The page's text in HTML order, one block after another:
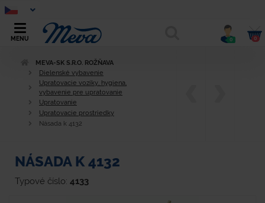
MENU 0 0
MEVA-SK S.R.O. ROŽŇAVA
Dielenské vybavenie
Upratovacie vozíky, hygiena,
vybavenie pre upratovanie
Upratovanie
Upratovacie prostriedky
Násada k 4132
NÁSADA K 4132
Typové číslo: 4133